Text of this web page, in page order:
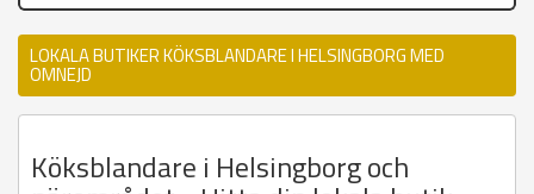
LOKALA BUTIKER KÖKSBLANDARE I HELSINGBORG MED
OMNEJD
Köksblandare i Helsingborg och